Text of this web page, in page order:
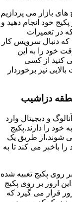
های بازار می پردازیم
پکیج خود انجام دهید و
در تعمیرات
که دنبال سرویس کار
خود را به این
کنید از کسی
نیز برخوردار
دزاشیب
و دیجیتال وارد
را دارند.پکیج
شوند،از طریق یک
باخبر می کند تا به
روی پکیج تعبیه شده
ارور بر روی پکیج
قرار می گیرد که